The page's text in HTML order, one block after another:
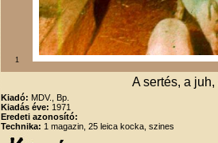
1
A sertés, a
Kiadó: MDV., Bp.
Kiadás éve: 1971
Eredeti azonosító:
Technika: 1 magazin, 25 leica kocka, szines